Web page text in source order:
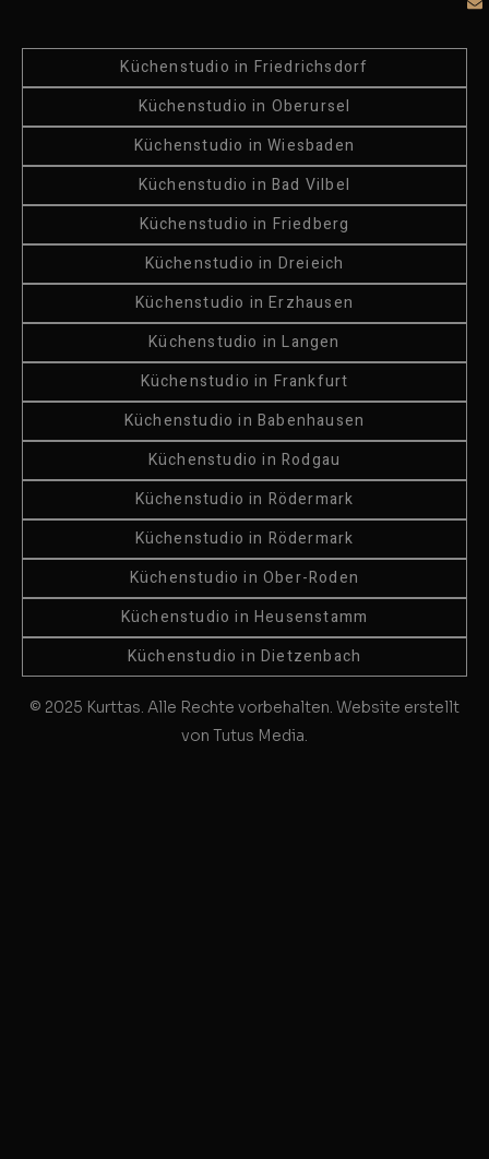
Küchenstudio in Friedrichsdorf
Küchenstudio in Oberursel
Küchenstudio in Wiesbaden
Küchenstudio in Bad Vilbel
Küchenstudio in Friedberg
Küchenstudio in Dreieich
Küchenstudio in Erzhausen
Küchenstudio in Langen
Küchenstudio in Frankfurt
Küchenstudio in Babenhausen
Küchenstudio in Rodgau
Küchenstudio in Rödermark
Küchenstudio in Rödermark
Küchenstudio in Ober-Roden
Küchenstudio in Heusenstamm
Küchenstudio in Dietzenbach
© 2025 Kurttas. Alle Rechte vorbehalten. Website erstellt
von Tutus Media.